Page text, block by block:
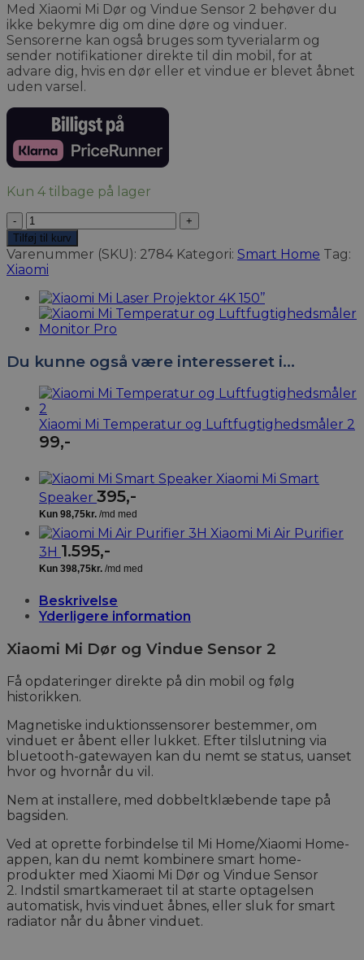
Med Xiaomi Mi Dør og Vindue Sensor 2 behøver du
ikke bekymre dig om dine døre og vinduer.
Sensorerne kan også bruges som tyverialarm og
sender notifikationer direkte til din mobil, for at
advare dig, hvis en dør eller et vindue er blevet åbnet
uden varsel.
Kun 4 tilbage på lager
Xiaomi
Mi
Dør
og
Vindue
Sensor
antal
Tilføj til kurv
Varenummer (SKU): 2784 Kategori: Smart Home Tag:
Xiaomi
Du kunne også være interesseret i…
Xiaomi Mi Temperatur og Luftfugtighedsmåler 2
99,-
Xiaomi Mi Smart
Speaker 395,-
Xiaomi Mi Air Purifier
3H 1.595,-
Beskrivelse
Yderligere information
Xiaomi Mi Dør og Vindue Sensor 2
Få opdateringer direkte på din mobil og følg
historikken.
Magnetiske induktionssensorer bestemmer, om
vinduet er åbent eller lukket. Efter tilslutning via
bluetooth-gatewayen kan du nemt se status, uanset
hvor og hvornår du vil.
Nem at installere, med dobbeltklæbende tape på
bagsiden.
Ved at oprette forbindelse til Mi Home/Xiaomi Home-
appen, kan du nemt kombinere smart home-
produkter med Xiaomi Mi Dør og Vindue Sensor
2. Indstil smartkameraet til at starte optagelsen
automatisk, hvis vinduet åbnes, eller sluk for smart
radiator når du åbner vinduet.